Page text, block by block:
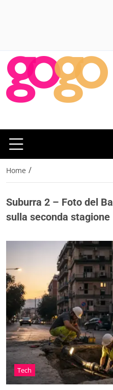
Home /
Suburra 2 – Foto del
sulla seconda stagione
Tech